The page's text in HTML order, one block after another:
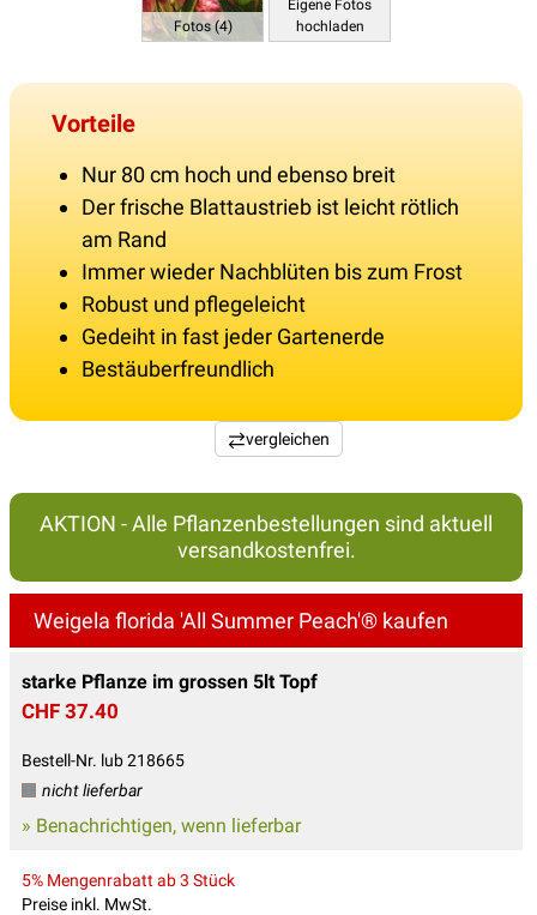
Fotos (4)
Eigene Fotos
hochladen
Vorteile
Nur 80 cm hoch und ebenso breit
Der frische Blattaustrieb ist leicht rötlich
am Rand
Immer wieder Nachblüten bis zum Frost
Robust und pflegeleicht
Gedeiht in fast jeder Gartenerde
Bestäuberfreundlich
vergleichen
AKTION - Alle Pflanzenbestellungen sind aktuell
versandkostenfrei.
Weigela florida 'All Summer Peach'® kaufen
starke Pflanze im grossen 5lt Topf
CHF 37.40
Bestell-Nr. lub 218665
nicht lieferbar
» Benachrichtigen, wenn lieferbar
5% Mengenrabatt ab 3 Stück
Preise inkl. MwSt.